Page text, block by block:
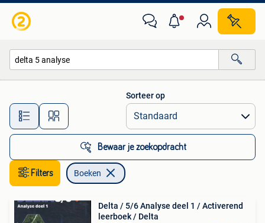
Alle afstanden…
Sorteer op
Bewaar je zoekopdracht
Filters Boeken
Delta / 5/6 Analyse deel 1 / Activerend
leerboek / Delta